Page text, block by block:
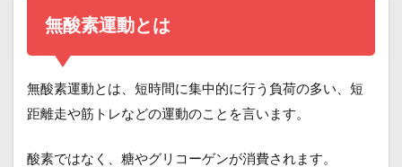
無酸素運動とは
無酸素運動とは、短時間に集中的に行う負荷の多い、短
距離走や筋トレなどの運動のことを言います。
酸素ではなく、糖やグリコーゲンが消費されます。